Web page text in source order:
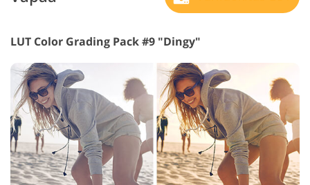
LUT Color Grading Pack #9 "Dingy"